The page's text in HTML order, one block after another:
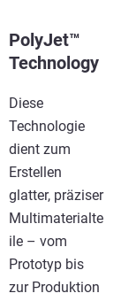
PolyJet™
Technology
Diese
Technologie
dient zum
Erstellen
glatter, präziser
Multimaterialte
ile – vom
Prototyp bis
zur Produktion